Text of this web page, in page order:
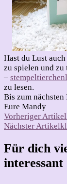
Hast du Lust
zu spielen und zu
–
zu lesen.
Bis zum nächsten
Eure Mandy
Vorheriger Artikel
Nächster Artikel
Für dich